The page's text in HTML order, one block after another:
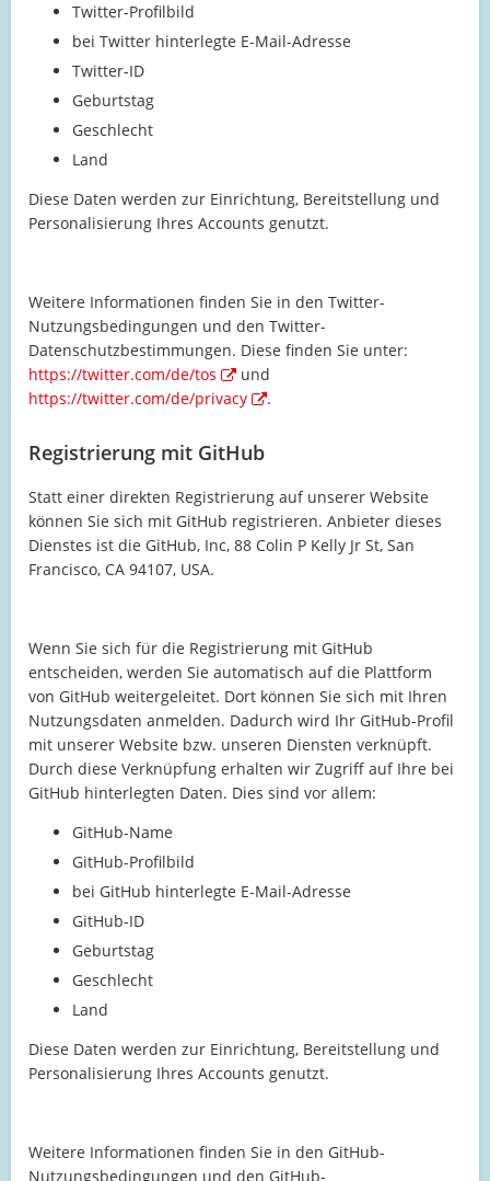
Twitter-Profilbild
bei Twitter hinterlegte E-Mail-Adresse
Twitter-ID
Geburtstag
Geschlecht
Land
Diese Daten werden zur Einrichtung, Bereitstellung und
Personalisierung Ihres Accounts genutzt.
Weitere Informationen finden Sie in den Twitter-
Nutzungsbedingungen und den Twitter-
Datenschutzbestimmungen. Diese finden Sie unter:
https://twitter.com/de/tos
und
https://twitter.com/de/privacy
.
Registrierung mit GitHub
Statt einer direkten Registrierung auf unserer Website
können Sie sich mit GitHub registrieren. Anbieter dieses
Dienstes ist die GitHub, Inc, 88 Colin P Kelly Jr St, San
Francisco, CA 94107, USA.
Wenn Sie sich für die Registrierung mit GitHub
entscheiden, werden Sie automatisch auf die Plattform
von GitHub weitergeleitet. Dort können Sie sich mit Ihren
Nutzungsdaten anmelden. Dadurch wird Ihr GitHub-Profil
mit unserer Website bzw. unseren Diensten verknüpft.
Durch diese Verknüpfung erhalten wir Zugriff auf Ihre bei
GitHub hinterlegten Daten. Dies sind vor allem:
GitHub-Name
GitHub-Profilbild
bei GitHub hinterlegte E-Mail-Adresse
GitHub-ID
Geburtstag
Geschlecht
Land
Diese Daten werden zur Einrichtung, Bereitstellung und
Personalisierung Ihres Accounts genutzt.
Weitere Informationen finden Sie in den GitHub-
Nutzungsbedingungen und den GitHub-